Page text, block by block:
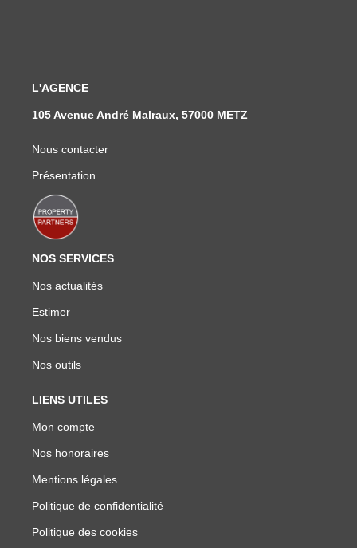
L'AGENCE
105 Avenue André Malraux, 57000 METZ
Nous contacter
Présentation
NOS SERVICES
Nos actualités
Estimer
Nos biens vendus
Nos outils
LIENS UTILES
Mon compte
Nos honoraires
Mentions légales
Politique de confidentialité
Politique des cookies